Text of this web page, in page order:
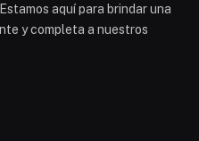
aquí para brindar una
y completa a nuestros